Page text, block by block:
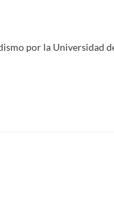
por la Universidad